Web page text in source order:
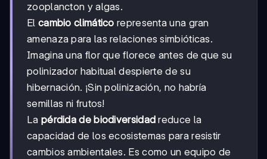
zooplancton y algas.
El cambio climático representa una gran
amenaza para las relaciones simbióticas.
Imagina una flor que florece antes de que su
polinizador habitual despierte de su
hibernación. ¡Sin polinización, no habría
semillas ni frutos!
La pérdida de biodiversidad reduce la
capacidad de los ecosistemas para resistir
cambios ambientales. Es como un equipo de